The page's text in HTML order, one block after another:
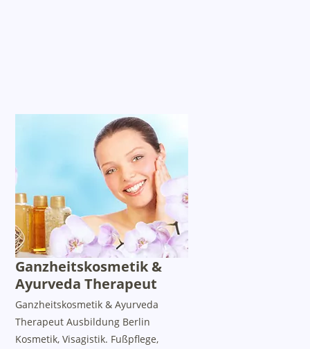
Ganzheitskosmetik &
Ayurveda Therapeut
Ganzheitskosmetik & Ayurveda
Therapeut Ausbildung Berlin
Kosmetik, Visagistik. Fußpflege,